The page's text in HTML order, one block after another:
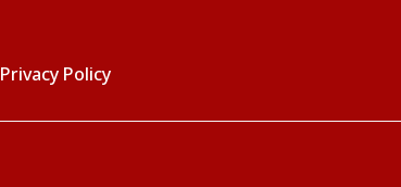
Privacy Policy